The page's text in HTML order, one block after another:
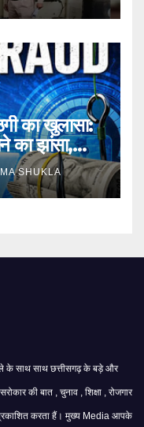
का खुलासा:
का झांसा,
SHUKLA
के साथ साथ छत्तीसगढ़ के बड़े और
की बात , चुनाव , शिक्षा , रोजगार
करता हैं। मुख्य Media आपके